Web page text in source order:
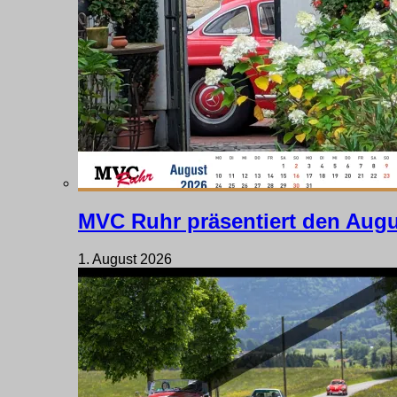
MVC Ruhr präsentiert den
1. August 2026